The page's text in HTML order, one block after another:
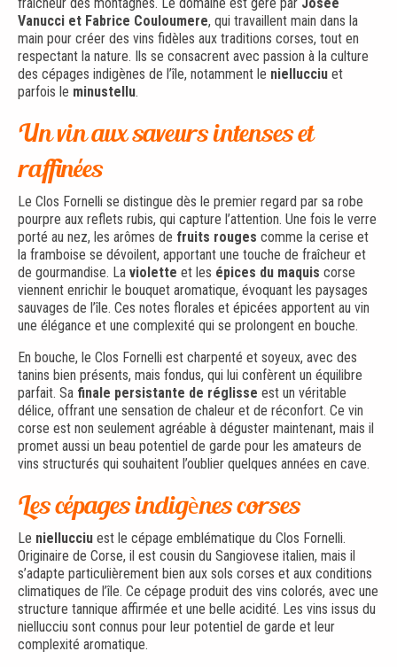
Vanucci et Fabrice Couloumere, qui travaillent main dans la
main pour créer des vins fidèles aux traditions corses, tout en
respectant la nature. Ils se consacrent avec passion à la culture
des cépages indigènes de l’île, notamment le niellucciu et
parfois le minustellu.
Un vin aux saveurs intenses et
raffinées
Le Clos Fornelli se distingue dès le premier regard par sa robe
pourpre aux reflets rubis, qui capture l’attention. Une fois le verre
porté au nez, les arômes de fruits rouges comme la cerise et
la framboise se dévoilent, apportant une touche de fraîcheur et
de gourmandise. La violette et les épices du maquis corse
viennent enrichir le bouquet aromatique, évoquant les paysages
sauvages de l’île. Ces notes florales et épicées apportent au vin
une élégance et une complexité qui se prolongent en bouche.
En bouche, le Clos Fornelli est charpenté et soyeux, avec des
tanins bien présents, mais fondus, qui lui confèrent un équilibre
parfait. Sa finale persistante de réglisse est un véritable
délice, offrant une sensation de chaleur et de réconfort. Ce vin
corse est non seulement agréable à déguster maintenant, mais il
promet aussi un beau potentiel de garde pour les amateurs de
vins structurés qui souhaitent l’oublier quelques années en cave.
Les cépages indigènes corses
Le niellucciu est le cépage emblématique du Clos Fornelli.
Originaire de Corse, il est cousin du Sangiovese italien, mais il
s’adapte particulièrement bien aux sols corses et aux conditions
climatiques de l’île. Ce cépage produit des vins colorés, avec une
structure tannique affirmée et une belle acidité. Les vins issus du
niellucciu sont connus pour leur potentiel de garde et leur
complexité aromatique.